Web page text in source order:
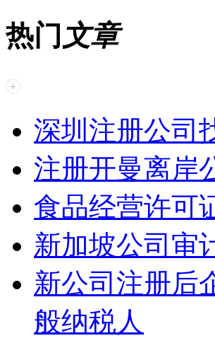
热门 文章
深圳注册公司
注册开曼离岸
食品经营许可
新加坡公司审
新公司注册后
般纳税人